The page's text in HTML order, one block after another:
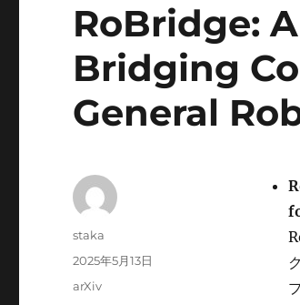
RoBridge:
Bridging
General
投
staka
投
2025年5月13日
カ
arXiv